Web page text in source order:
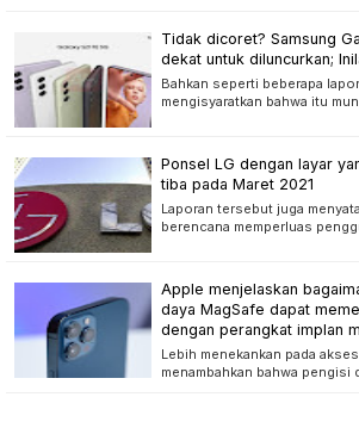
Tidak dicoret? Samsung
dekat untuk diluncurkan;
Bahkan seperti beberapa
mengisyaratkan bahwa itu
Ponsel LG dengan layar
tiba pada Maret 2021
Laporan tersebut juga
berencana memperluas
Apple menjelaskan
daya MagSafe dapat
dengan perangkat implan
Lebih menekankan pada
menambahkan bahwa pengisi